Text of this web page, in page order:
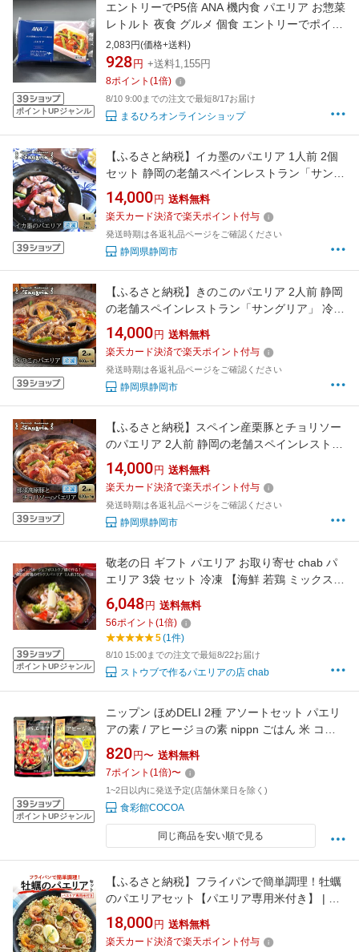
ポイントUPジャンル
エントリーでP5倍 ANA 機内食 パエリア お惣菜
レトルト 夜食 グルメ 個食 エントリーでポイン
ト5倍（8月11日01：59迄）
2,083円(価格+送料)
928 円 +送料1,155円
8ポイント (1倍)
8/10 9:00までの注文で最短8/17お届け
まるひろオンラインショップ
【ふるさと納税】イカ墨のパエリア 1人前 2個
セット 静岡の老舗スペインレストラン「サング
リア」 冷凍 スペイン料理 パエリア タパス ワイ
ン バル◇
14,000 円 送料無料
楽天カード決済で楽天ポイント付与
発送時期は各返礼品ページをご確認ください
静岡県静岡市
【ふるさと納税】きのこのパエリア 2人前 静岡
の老舗スペインレストラン「サングリア」 冷凍
スペイン料理 パエリア タパス ワイン バル バー
ル◇
14,000 円 送料無料
楽天カード決済で楽天ポイント付与
発送時期は各返礼品ページをご確認ください
静岡県静岡市
【ふるさと納税】スペイン産栗豚とチョリソー
のパエリア 2人前 静岡の老舗スペインレストラ
ン「サングリア」 冷凍 スペイン料理 パエリア
タパス ワイン バル バール◇
14,000 円 送料無料
楽天カード決済で楽天ポイント付与
発送時期は各返礼品ページをご確認ください
静岡県静岡市
ポイントUPジャンル
敬老の日 ギフト パエリア お取り寄せ chab パ
エリア 3袋 セット 冷凍 【海鮮 若鶏 ミックスパ
エリア】 レンジ 湯煎 記念日 贈り物 グルメ ス
ペイン料理 ストウブ 時短 簡単 ホームパーティ
ー ランチ ディナー キャンプ飯 BBQ
6,048 円 送料無料
56ポイント (1倍)
5(1件)
8/10 15:00までの注文で最短8/22お届け
ストウブで作るパエリアの店 chab
ポイントUPジャンル
ニップン ほめDELI 2種 アソートセット パエリ
アの素 / アヒージョの素 nippn ごはん 米 コメ
こめ ぱえりあ 素 アヒージョ あひーじょ 素 料
理の素 スペイン料理 洋食 ホームパーティー に
んにく ガーリック
820 円〜 送料無料
7ポイント (1倍)〜
1~2日以内に発送予定(店舗休業日を除く)
食彩館COCOA
同じ商品を安い順で見る
【ふるさと納税】フライパンで簡単調理！牡蠣
のパエリアセット【パエリア専用米付き】 | パ
エージャ スペイン料理 極大粒 海鮮 魚介類 えび
いか パプアニューギニア イタリア
CARNAROLI セット パーティー 冷凍 香川県 高
18,000 円 送料無料
楽天カード決済で楽天ポイント付与